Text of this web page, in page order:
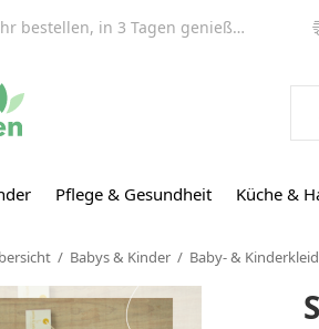
Pflege & Gesundheit Küche &
bestellen, in 3 Tagen genießen (EU)!
Babys & Kinder Baby- &